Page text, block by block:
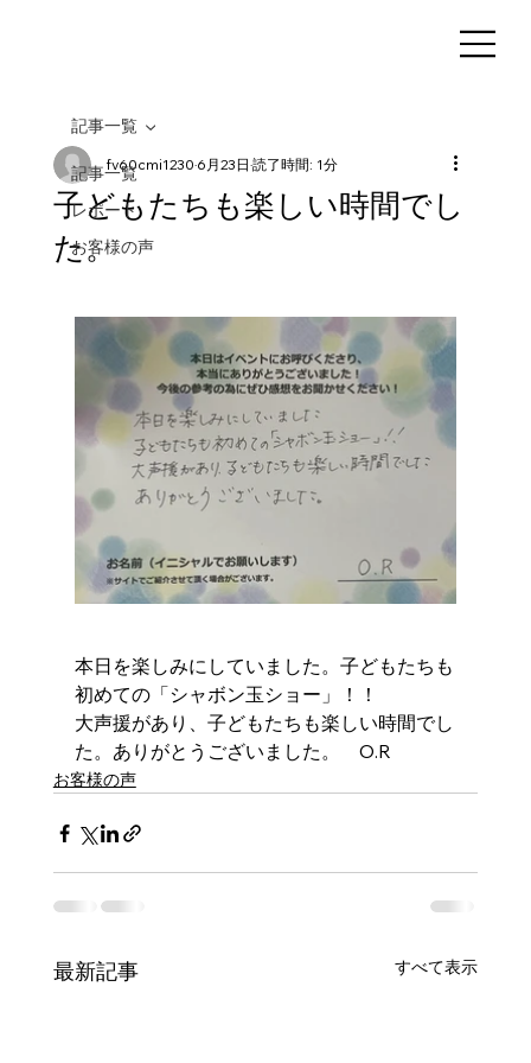
記事一覧
レポート
お客様の声
記事一覧
子どもたちも楽しい時間でし
た。
fv60cmi12306月23日 読了時間: 1分
本日を楽しみにしていました。子どもたちも
初めての「シャボン玉ショー」！！
大声援があり、子どもたちも楽しい時間でし
た。ありがとうございました。　O.R
お客様の声
最新記事 すべて表示